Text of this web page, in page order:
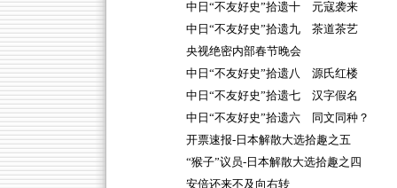
中日“不友好史”拾遗十 元寇袭来
中日“不友好史”拾遗九 茶道茶艺
央视绝密内部春节晚会
中日“不友好史”拾遗八 源氏红楼
中日“不友好史”拾遗七 汉字假名
中日“不友好史”拾遗六 同文同种？
开票速报-日本解散大选拾趣之五
“猴子”议员-日本解散大选拾趣之四
安倍还来不及向右转